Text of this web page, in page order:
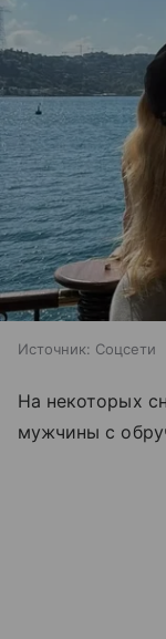
Источник: Соцсети
На некоторых
мужчины с